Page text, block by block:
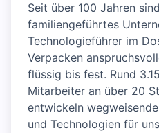
Seit über 100 Jahren
familiengeführtes
Technologieführer im
Verpacken
flüssig bis fest. Rund
Mitarbeiter an über 20
entwickeln
und Technologien für